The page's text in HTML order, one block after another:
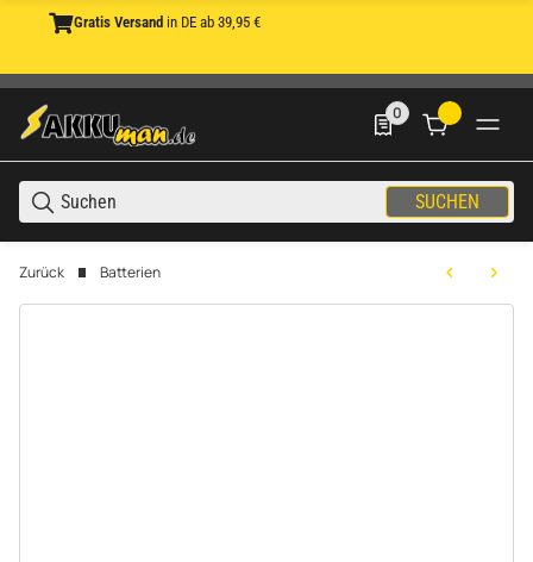
Gratis Versand in DE ab 39,95 €
SUCHEN
0
0 Produkte in der
Zurück Batterien